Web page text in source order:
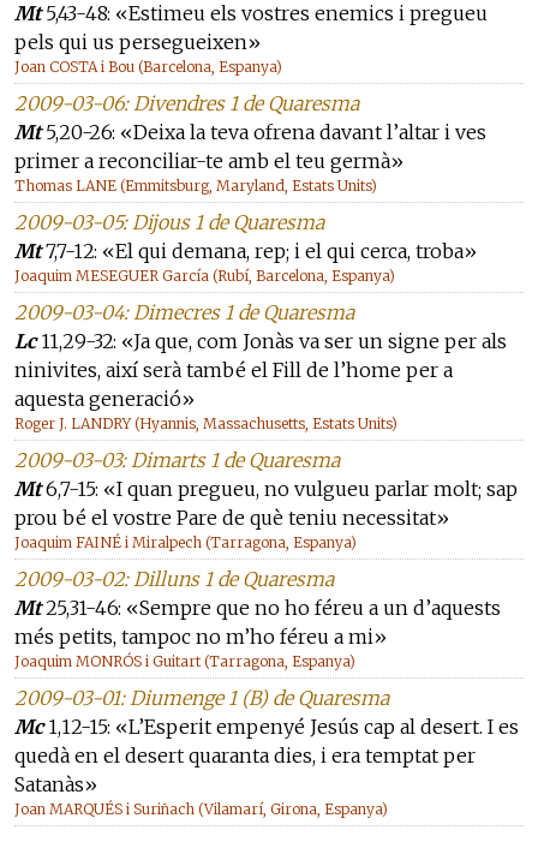
Mt5,43-48: «Estimeu els vostres enemics i pregueu
pels qui us persegueixen»
Joan COSTA i Bou (Barcelona, Espanya)
2009-03-06: Divendres 1 de Quaresma
Mt5,20-26: «Deixa la teva ofrena davant l’altar i ves
primer a reconciliar-te amb el teu germà»
Thomas LANE (Emmitsburg, Maryland, Estats Units)
2009-03-05: Dijous 1 de Quaresma
Mt7,7-12: «El qui demana, rep; i el qui cerca, troba»
Joaquim MESEGUER García (Rubí, Barcelona, Espanya)
2009-03-04: Dimecres 1 de Quaresma
Lc11,29-32: «Ja que, com Jonàs va ser un signe per als
ninivites, així serà també el Fill de l’home per a
aquesta generació»
Roger J. LANDRY (Hyannis, Massachusetts, Estats Units)
2009-03-03: Dimarts 1 de Quaresma
Mt6,7-15: «I quan pregueu, no vulgueu parlar molt; sap
prou bé el vostre Pare de què teniu necessitat»
Joaquim FAINÉ i Miralpech (Tarragona, Espanya)
2009-03-02: Dilluns 1 de Quaresma
Mt25,31-46: «Sempre que no ho féreu a un d’aquests
més petits, tampoc no m’ho féreu a mi»
Joaquim MONRÓS i Guitart (Tarragona, Espanya)
2009-03-01: Diumenge 1 (B) de Quaresma
Mc1,12-15: «L’Esperit empenyé Jesús cap al desert. I es
quedà en el desert quaranta dies, i era temptat per
Satanàs»
Joan MARQUÉS i Suriñach (Vilamarí, Girona, Espanya)